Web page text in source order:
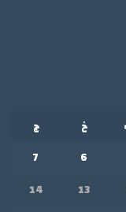
خ
ج
6
7
13
14